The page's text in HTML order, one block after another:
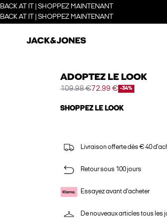
BACK AT IT | SHOPPEZ MAINTENANT
BACK AT IT | SHOPPEZ MAINTENANT
ADOPTEZ LE LOOK
109.98 €72.99 € -34%
SHOPPEZ LE LOOK
Livraison offerte dès € 40
Retour sous 100 jours
Essayez avant d'acheter
De nouveaux articles tous les